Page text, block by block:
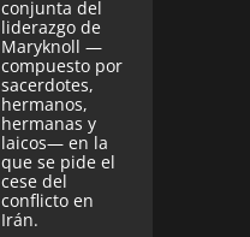
conjunta del
liderazgo de
Maryknoll —
compuesto por
sacerdotes,
hermanos,
hermanas y
laicos— en la
que se pide el
cese del
conflicto en
Irán.